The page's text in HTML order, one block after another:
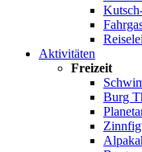
Aktivitäten
Freizeit
Burg